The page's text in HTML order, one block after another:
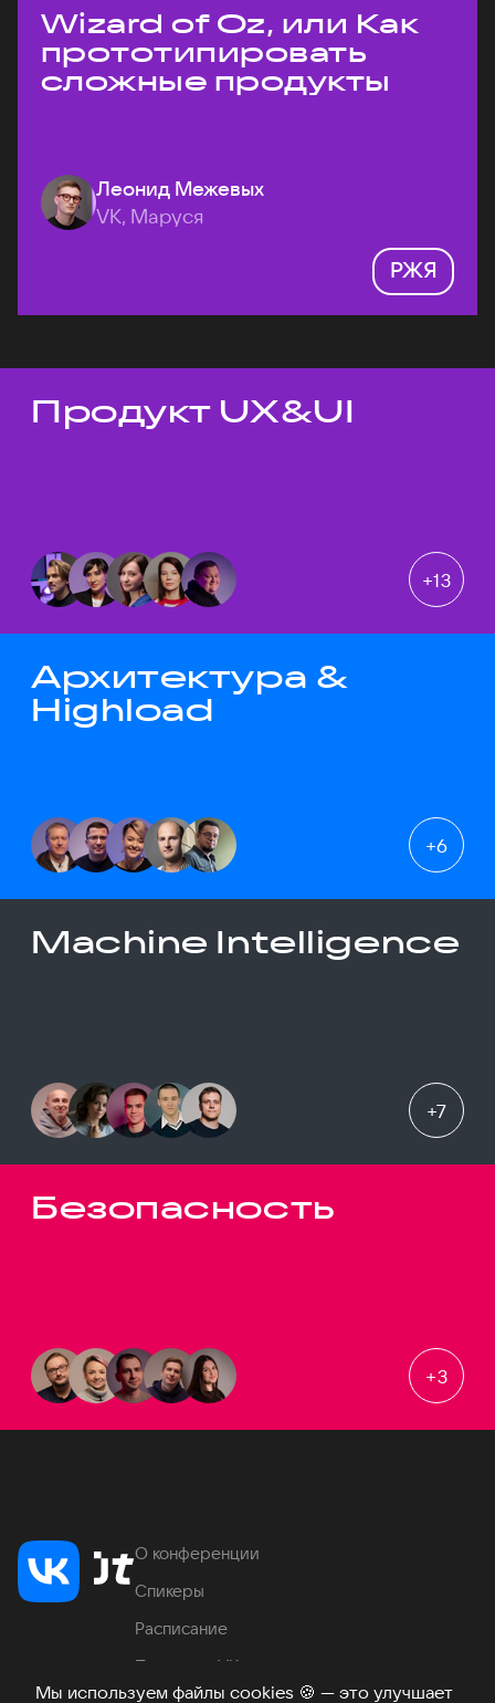
Мы используем файлы cookies 🍪 — это улучшает
Wizard of Oz, или Как
прототипировать
сложные продукты
Леонид Межевых
VK, Маруся
РЖЯ
Темы докладов
Продукт UX&UI
+13
Архитектура &
Highload
+6
Machine Intelligence
+7
Безопасность
+3
О конференции
Спикеры
Расписание
Продукты VK